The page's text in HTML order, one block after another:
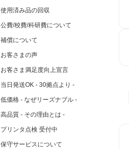
使用済み品の回収
公費/校費/科研費について
補償について
お客さまの声
お客さま満足度向上宣言
当日発送OK - 30拠点より -
低価格 - なぜリーズナブル -
高品質 - その理由とは -
プリンタ点検 受付中
保守サービスについて